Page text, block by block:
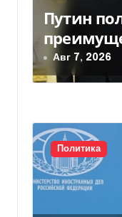
Путин
Авг 7, 2026
Политика